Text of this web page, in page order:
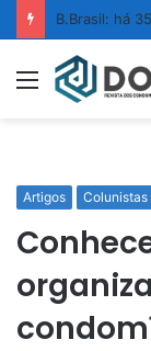
Menu
Artigos Colunistas